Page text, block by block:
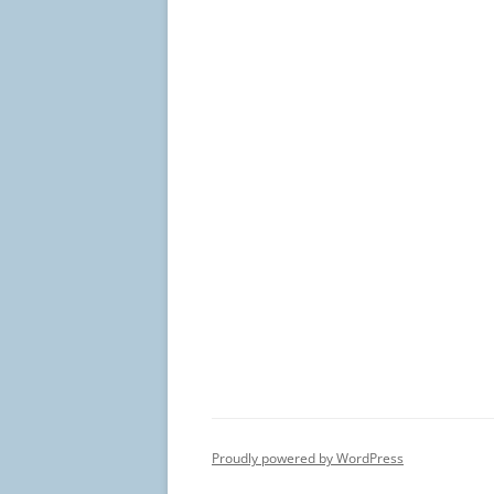
Proudly powered by WordPress